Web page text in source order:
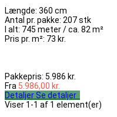
Længde: 360 cm
Antal pr. pakke: 207 stk
I alt: 745 meter / ca. 82 m²
Pris pr. m²: 73 kr.
Pakkepris: 5.986 kr.
Fra 5.986,00 kr.
Detaljer Se detaljer
Viser 1-1 af 1 element(er)